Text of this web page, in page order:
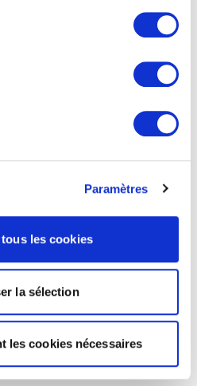
Paramètres
les cookies
la sélection
les cookies nécessaires